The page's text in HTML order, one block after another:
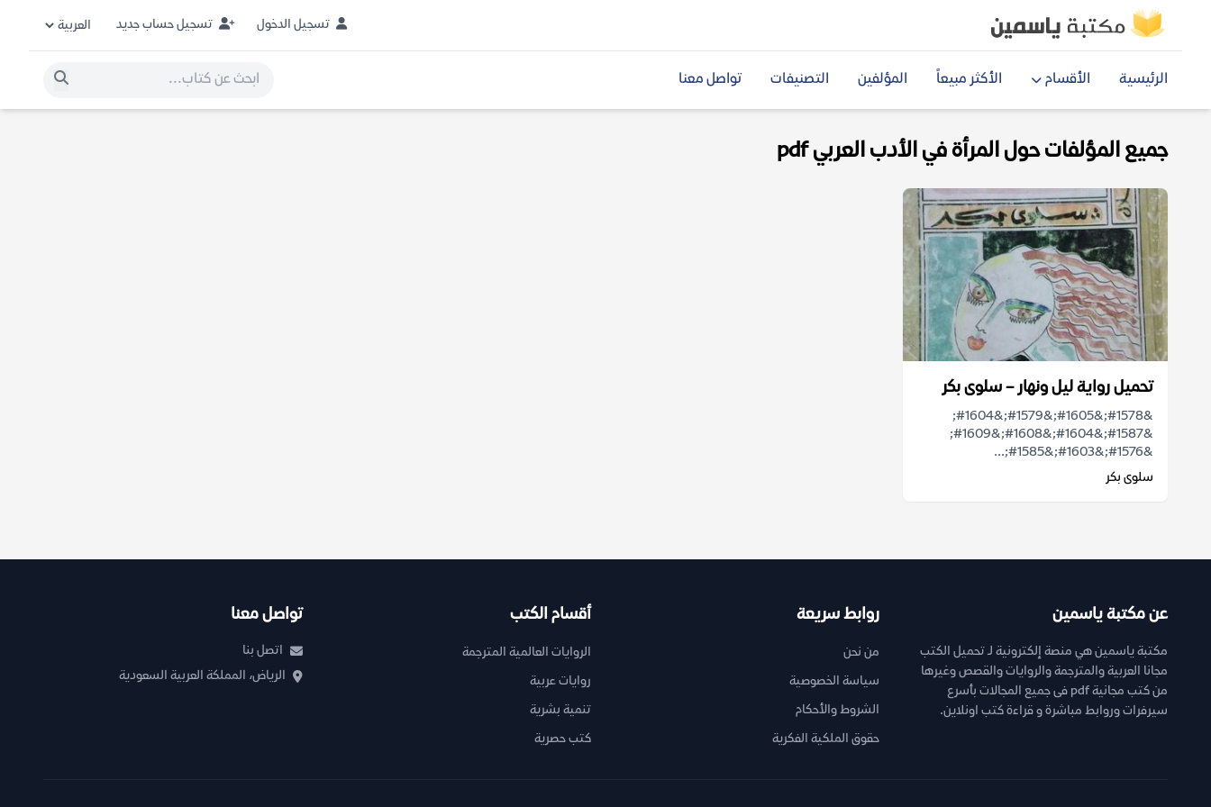
تسجيل الدخول تسجيل حساب جديد
الرئيسية الأقسام الأكثر مبيعاً المؤلفين التصنيفات تواصل معنا
جميع المؤلفات حول المرأة في الأدب العربي pdf
تحميل رواية ليل ونهار – سلوى بكر
&#1578;&#1605;&#1579;&#1604;
&#1587;&#1604;&#1608;&#1609;
&#1576;&#1603;&#1585;...
سلوى بكر
عن مكتبة ياسمين
مكتبة ياسمين هي منصة إلكترونية لـ تحميل الكتب
مجانا العربية والمترجمة والروايات والقصص وغيرها
من كتب مجانية pdf فى جميع المجالات بأسرع
سيرفرات وروابط مباشرة و قراءة كتب اونلاين.
روابط سريعة
من نحن
سياسة الخصوصية
الشروط والأحكام
حقوق الملكية الفكرية
أقسام الكتب
الروايات العالمية المترجمة
روايات عربية
تنمية بشرية
كتب حصرية
تواصل معنا
اتصل بنا
الرياض، المملكة العربية السعودية